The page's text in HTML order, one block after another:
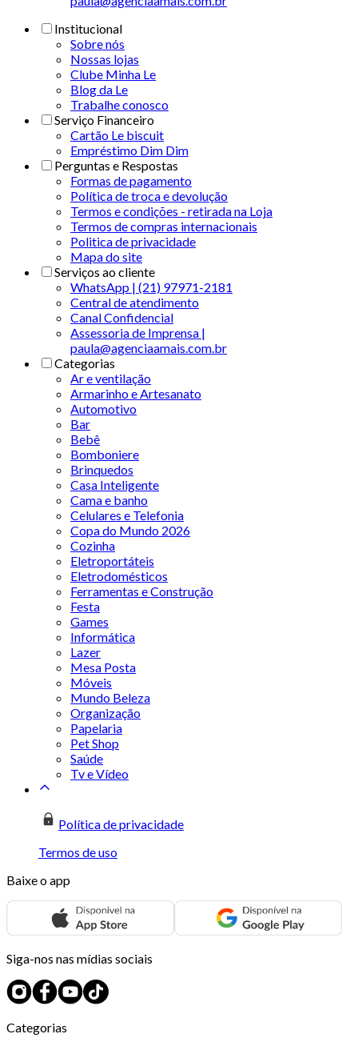
Institucional
Sobre nós
Nossas lojas
Clube Minha Le
Blog da Le
Trabalhe conosco
Serviço Financeiro
Cartão Le biscuit
Empréstimo Dim Dim
Perguntas e Respostas
Formas de pagamento
Política de troca e devolução
Termos e condições - retirada na Loja
Termos de compras internacionais
Politica de privacidade
Mapa do site
Serviços ao cliente
WhatsApp | (21) 97971-2181
Central de atendimento
Canal Confidencial
Assessoria de Imprensa |
paula@agenciaamais.com.br
Categorias
Ar e ventilação
Armarinho e Artesanato
Automotivo
Bar
Bebê
Bomboniere
Brinquedos
Casa Inteligente
Cama e banho
Celulares e Telefonia
Copa do Mundo 2026
Cozinha
Eletroportáteis
Eletrodomésticos
Ferramentas e Construção
Festa
Games
Informática
Lazer
Mesa Posta
Móveis
Mundo Beleza
Organização
Papelaria
Pet Shop
Saúde
Tv e Vídeo
Política de privacidade
Termos de uso
Baixe o app
Siga-nos nas mídias sociais
Categorias